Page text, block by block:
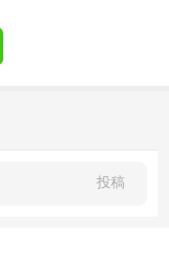
投稿